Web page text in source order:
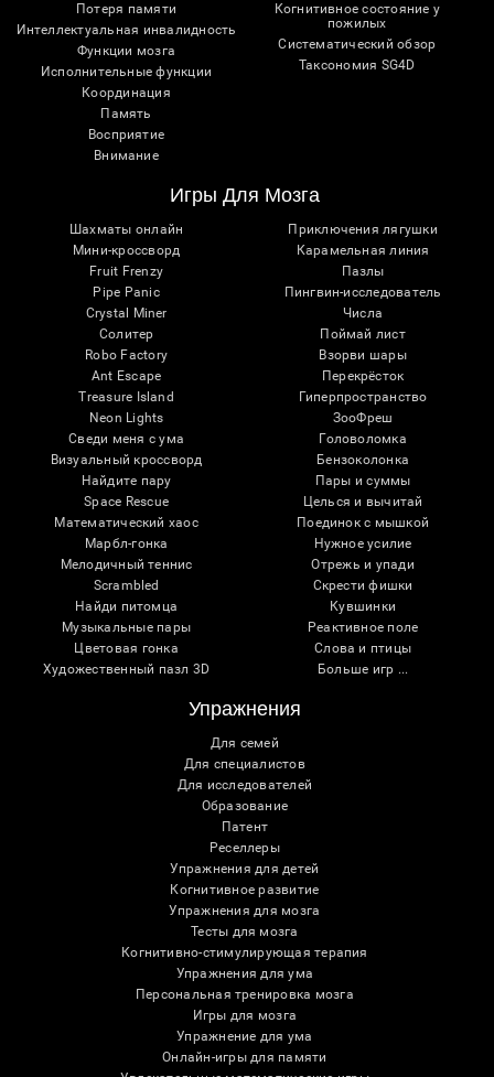
Потеря памяти
Интеллектуальная инвалидность
Функции мозга
Исполнительные функции
Координация
Память
Восприятие
Внимание
Когнитивное состояние у
пожилых
Систематический обзор
Таксономия SG4D
Игры Для Мозга
Шахматы онлайн
Мини-кроссворд
Fruit Frenzy
Pipe Panic
Crystal Miner
Солитер
Robo Factory
Ant Escape
Treasure Island
Neon Lights
Сведи меня с ума
Визуальный кроссворд
Найдите пару
Space Rescue
Математический хаос
Марбл-гонка
Мелодичный теннис
Scrambled
Найди питомца
Музыкальные пары
Цветовая гонка
Художественный пазл 3D
Приключения лягушки
Карамельная линия
Пазлы
Пингвин-исследователь
Числа
Поймай лист
Взорви шары
Перекрёсток
Гиперпространство
ЗооФреш
Головоломка
Бензоколонка
Пары и суммы
Целься и вычитай
Поединок с мышкой
Нужное усилие
Отрежь и упади
Скрести фишки
Кувшинки
Реактивное поле
Слова и птицы
Больше игр ...
Упражнения
Для семей
Для специалистов
Для исследователей
Образование
Патент
Реселлеры
Упражнения для детей
Когнитивное развитие
Упражнения для мозга
Тесты для мозга
Когнитивно-стимулирующая терапия
Упражнения для ума
Персональная тренировка мозга
Игры для мозга
Упражнение для ума
Онлайн-игры для памяти